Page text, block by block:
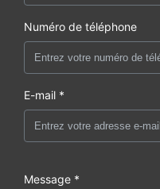
Numéro de téléphone
E-mail *
Message *